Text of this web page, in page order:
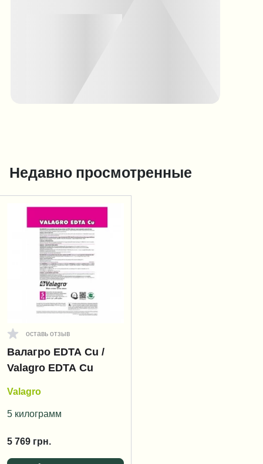
Недавно просмотренные
оставь отзыв
Валагро EDTA Cu /
Valagro EDTA Cu
Valagro
5 килограмм
5 769 грн.